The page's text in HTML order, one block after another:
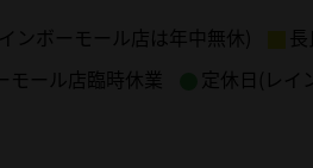
ンボーモール店は年中無休)
モール店臨時休業
定休日(レイ